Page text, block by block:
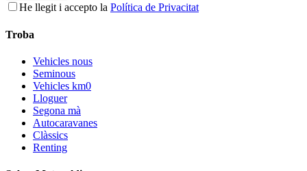
He llegit i accepto la Política de Privacitat
Troba
Vehicles nous
Seminous
Vehicles km0
Lloguer
Segona mà
Autocaravanes
Clàssics
Renting